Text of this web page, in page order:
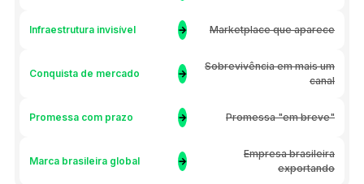
Infraestrutura invisível → Marketplace que aparece
Conquista de mercado →
Sobrevivência em mais um
canal
Promessa com prazo → Promessa "em breve"
Marca brasileira global →
Empresa brasileira
exportando